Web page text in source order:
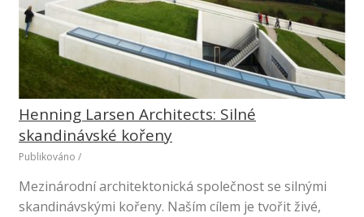
Henning Larsen Architects: Silné
skandinávské kořeny
Publikováno /
Mezinárodní architektonická společnost se silnými
skandinávskými kořeny. Naším cílem je tvořit živé,